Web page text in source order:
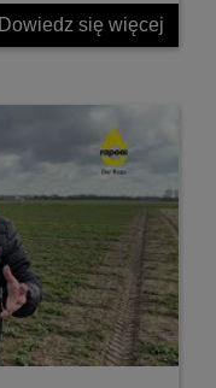
Dowiedz się więcej